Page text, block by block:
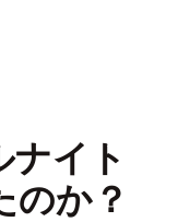
ナイト
のか？